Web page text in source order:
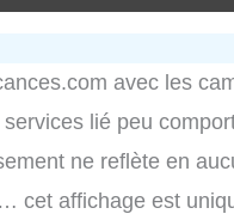
avec les
lié peu
ne reflète en
cet affichage est